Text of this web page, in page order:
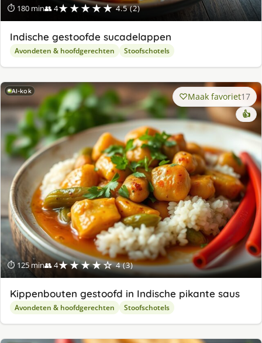
⏱ 180 min👥 4★★★★★ 4.5 (2)
Indische gestoofde sucadelappen
Avondeten & hoofdgerechten Stoofschotels
AI-kok
⏱ 125 min👥 4★★★★☆ 4 (3)
Maak favoriet17
👍
Kippenbouten gestoofd in Indische pikante saus
Avondeten & hoofdgerechten Stoofschotels